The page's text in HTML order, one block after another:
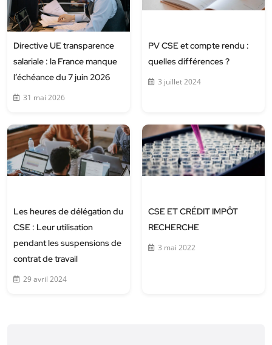
Directive UE transparence
salariale : la France manque
l’échéance du 7 juin 2026
31 mai 2026
PV CSE et compte rendu :
quelles différences ?
3 juillet 2024
Les heures de délégation du
CSE : Leur utilisation
pendant les suspensions de
contrat de travail
29 avril 2024
CSE ET CRÉDIT IMPÔT
RECHERCHE
3 mai 2022